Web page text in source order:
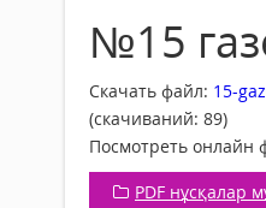
№15
Скачать файл: 15-
(cкачиваний: 89)
Посмотреть онлайн
PDF нұсқалар